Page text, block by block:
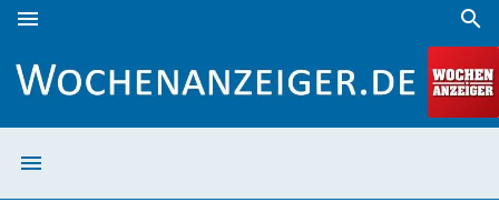
menu search
menu